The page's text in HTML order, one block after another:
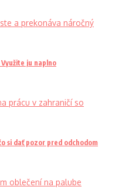
ju naplno
si dať pozor pred odchodom